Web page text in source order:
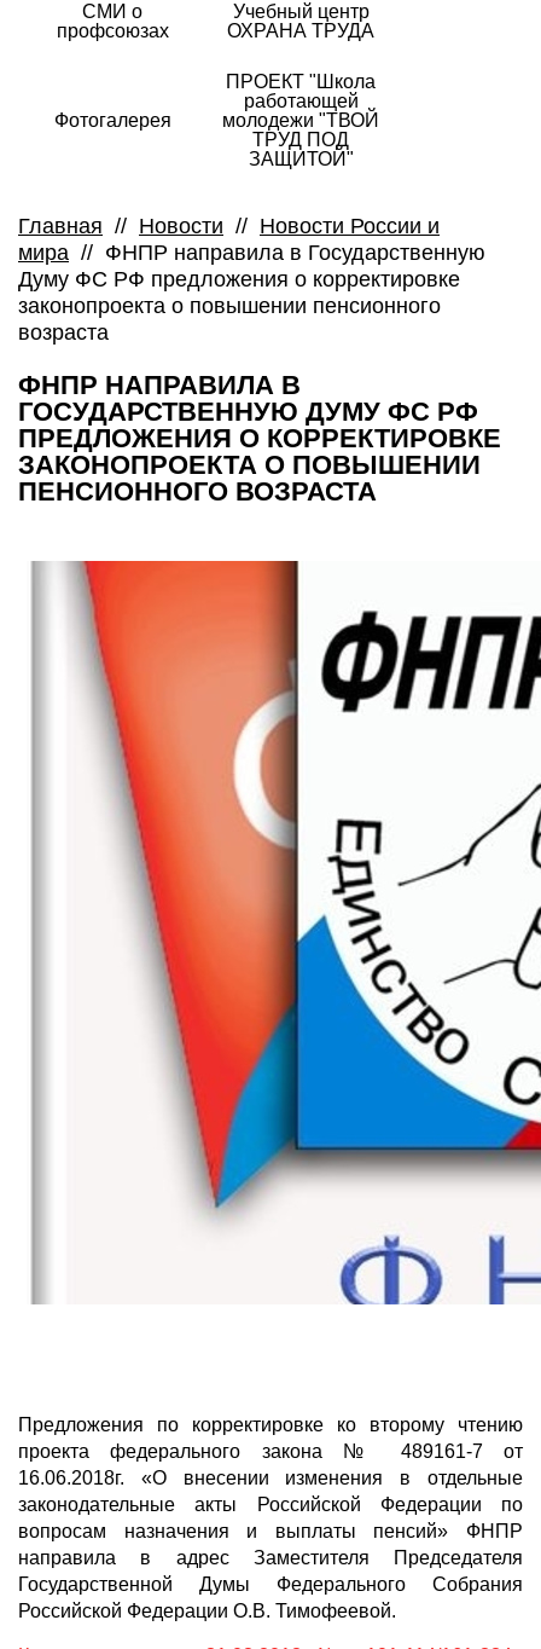
СМИ о
профсоюзах
Учебный центр
ОХРАНА ТРУДА
Фотогалерея
ПРОЕКТ "Школа
работающей
молодежи "ТВОЙ
ТРУД ПОД
ЗАЩИТОЙ"
Главная // Новости // Новости России и
мира // ФНПР направила в Государственную
Думу ФС РФ предложения о корректировке
законопроекта о повышении пенсионного
возраста
ФНПР НАПРАВИЛА В
ГОСУДАРСТВЕННУЮ ДУМУ ФС РФ
ПРЕДЛОЖЕНИЯ О КОРРЕКТИРОВКЕ
ЗАКОНОПРОЕКТА О ПОВЫШЕНИИ
ПЕНСИОННОГО ВОЗРАСТА
Предложения по корректировке ко второму чтению
проекта федерального закона № 489161-7 от
16.06.2018г. «О внесении изменения в отдельные
законодательные акты Российской Федерации по
вопросам назначения и выплаты пенсий» ФНПР
направила в адрес Заместителя Председателя
Государственной Думы Федерального Собрания
Российской Федерации О.В. Тимофеевой.